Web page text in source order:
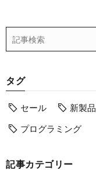
タグ
セール 新製品
プログラミング
記事カテゴリー